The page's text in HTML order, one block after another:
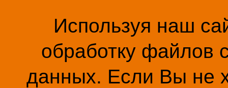
Используя наш
обработку файлов
данных. Если Вы не